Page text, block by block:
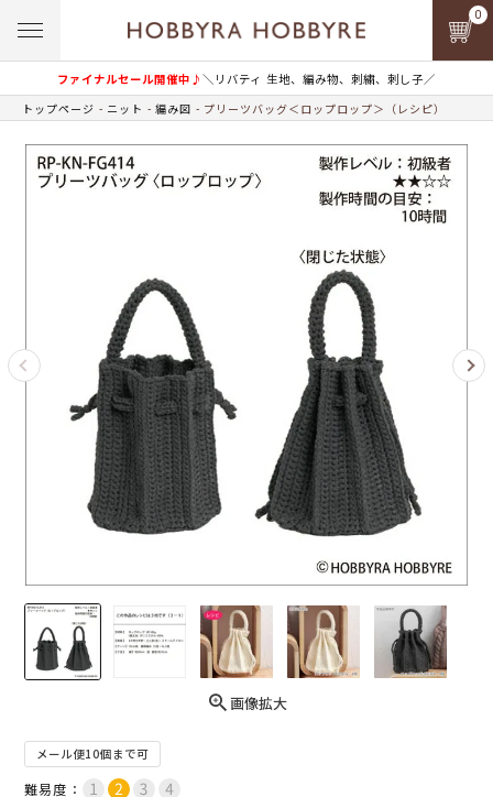
ファイナルセール開催中♪＼リバティ 生地、編み物、刺繍、刺し子／
0
トップページ ニット 編み図 プリーツバッグ＜ロップロップ＞（レシピ）
画像拡大
メール便10個まで可
難易度：